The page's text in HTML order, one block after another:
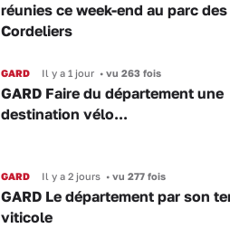
réunies ce week-end au parc des
Cordeliers
GARD Il y a 1 jour •vu 263 fois
GARD Faire du département une
destination vélo...
GARD Il y a 2 jours •vu 277 fois
GARD Le département par son
viticole